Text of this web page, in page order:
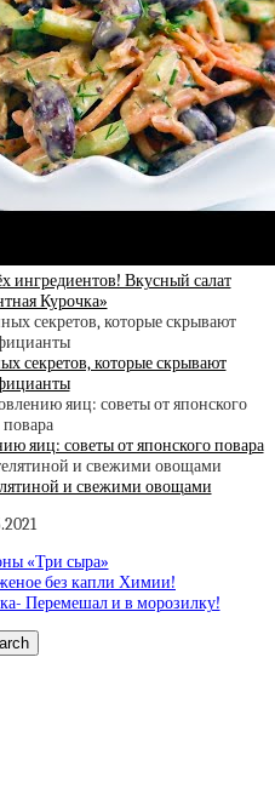
ингредиентов! Вкусный салат
Курочка»
секретов, которые скрывают
яиц: советы от японского повара
и свежими овощами
«Три сыра»
без капли Химии!
Перемешал и в морозилку!